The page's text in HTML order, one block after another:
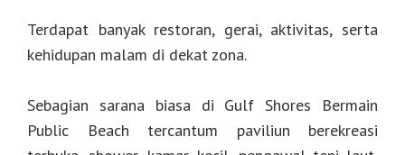
Terdapat banyak restoran, gerai, aktivitas, serta
kehidupan malam di dekat zona.
Sebagian sarana biasa di Gulf Shores Bermain
Public Beach tercantum paviliun berekreasi